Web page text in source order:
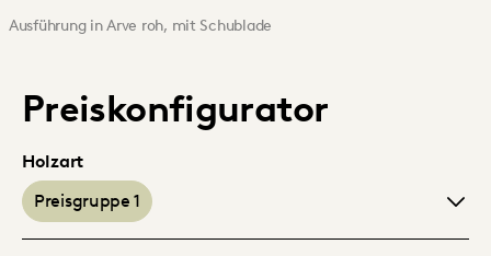
Ausführung in Arve roh, mit Schublade
Preiskonfigurator
Holzart
Preisgruppe 1